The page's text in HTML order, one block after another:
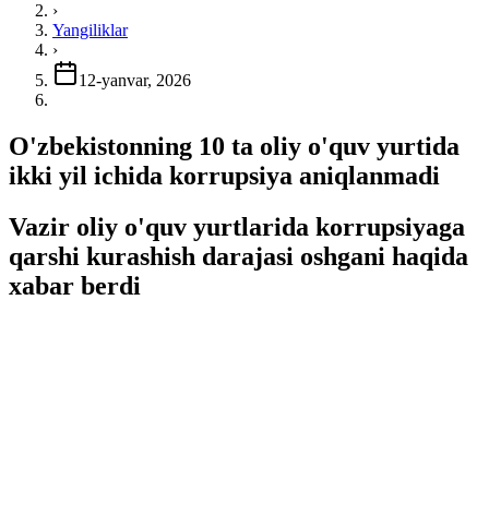
›
Yangiliklar
›
12-yanvar, 2026
O'zbekistonning 10 ta oliy o'quv yurtida
ikki yil ichida korrupsiya aniqlanmadi
Vazir oliy o'quv yurtlarida korrupsiyaga
qarshi kurashish darajasi oshgani haqida
xabar berdi